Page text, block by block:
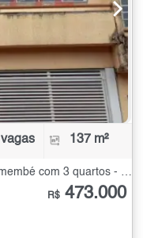
137 m²
Condomínio Fechado à Venda no Tremembé com 3 quartos - 137 m²
R$ 473.000